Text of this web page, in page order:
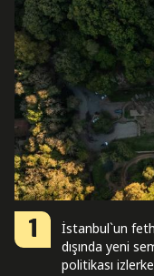
1
İstanbul`un
dışında yeni
politikası